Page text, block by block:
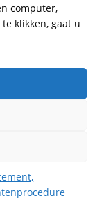
computer,
klikken, gaat u
Privacy
en